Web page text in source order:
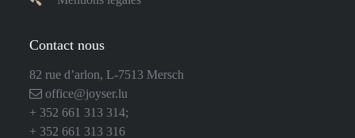
Contact nous
82 rue d’arlon, L-7513 Mersch
office@joyser.lu
+ 352 661 313 314;
+ 352 661 313 316